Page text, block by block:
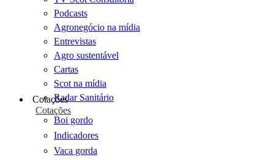
Podcasts
Agronegócio na mídia
Entrevistas
Agro sustentável
Cartas
Scot na mídia
Radar Sanitário
Cotações
Cotações
Boi gordo
Indicadores
Vaca gorda